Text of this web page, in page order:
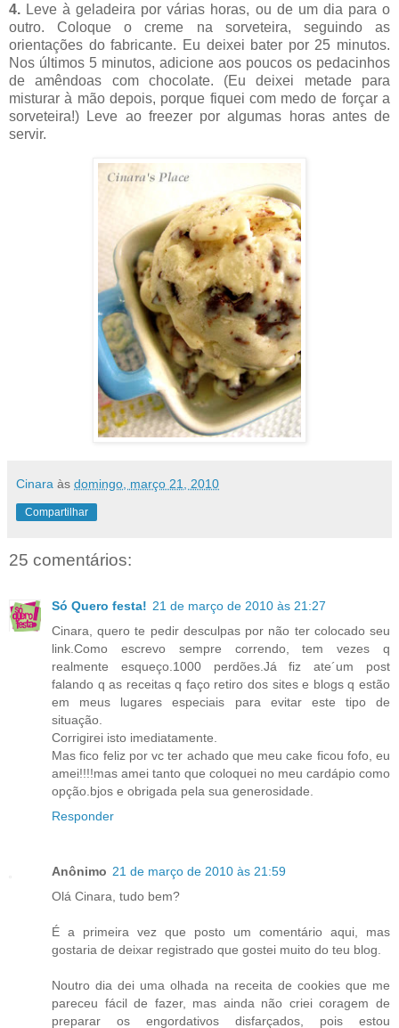
4. Leve à geladeira por várias horas, ou de um dia para o
outro. Coloque o creme na sorveteira, seguindo as
orientações do fabricante. Eu deixei bater por 25 minutos.
Nos últimos 5 minutos, adicione aos poucos os pedacinhos
de amêndoas com chocolate. (Eu deixei metade para
misturar à mão depois, porque fiquei com medo de forçar a
sorveteira!) Leve ao freezer por algumas horas antes de
servir.
Cinara às domingo, março 21, 2010
Compartilhar
25 comentários:
Só Quero festa! 21 de março de 2010 às 21:27
Cinara, quero te pedir desculpas por não ter colocado seu
link.Como escrevo sempre correndo, tem vezes q
realmente esqueço.1000 perdões.Já fiz ate´um post
falando q as receitas q faço retiro dos sites e blogs q estão
em meus lugares especiais para evitar este tipo de
situação.
Corrigirei isto imediatamente.
Mas fico feliz por vc ter achado que meu cake ficou fofo, eu
amei!!!!mas amei tanto que coloquei no meu cardápio como
opção.bjos e obrigada pela sua generosidade.
Responder
Anônimo 21 de março de 2010 às 21:59
Olá Cinara, tudo bem?
É a primeira vez que posto um comentário aqui, mas
gostaria de deixar registrado que gostei muito do teu blog.
Noutro dia dei uma olhada na receita de cookies que me
pareceu fácil de fazer, mas ainda não criei coragem de
preparar os engordativos disfarçados, pois estou